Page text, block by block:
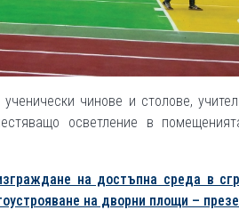
чинове и столове,
осветление в
на достъпна среда в
на дворни площи –